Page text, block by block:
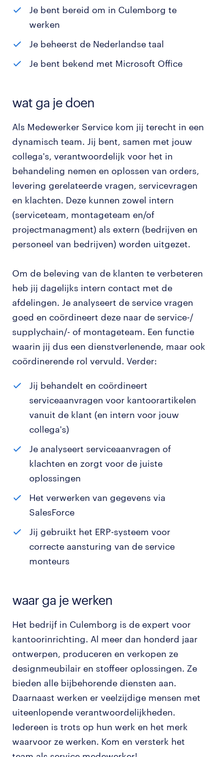
Je bent bereid om in Culemborg te
werken
Je beheerst de Nederlandse taal
Je bent bekend met Microsoft Office
wat ga je doen
Als Medewerker Service kom jij terecht in een
dynamisch team. Jij bent, samen met jouw
collega's, verantwoordelijk voor het in
behandeling nemen en oplossen van orders,
levering gerelateerde vragen, servicevragen
en klachten. Deze kunnen zowel intern
(serviceteam, montageteam en/of
projectmanagment) als extern (bedrijven en
personeel van bedrijven) worden uitgezet.
Om de beleving van de klanten te verbeteren
heb jij dagelijks intern contact met de
afdelingen. Je analyseert de service vragen
goed en coördineert deze naar de service-/
supplychain/- of montageteam. Een functie
waarin jij dus een dienstverlenende, maar ook
coördinerende rol vervuld. Verder:
Jij behandelt en coördineert
serviceaanvragen voor kantoorartikelen
vanuit de klant (en intern voor jouw
collega's)
Je analyseert serviceaanvragen of
klachten en zorgt voor de juiste
oplossingen
Het verwerken van gegevens via
SalesForce
Jij gebruikt het ERP-systeem voor
correcte aansturing van de service
monteurs
waar ga je werken
Het bedrijf in Culemborg is de expert voor
kantoorinrichting. Al meer dan honderd jaar
ontwerpen, produceren en verkopen ze
designmeubilair en stoffeer oplossingen. Ze
bieden alle bijbehorende diensten aan.
Daarnaast werken er veelzijdige mensen met
uiteenlopende verantwoordelijkheden.
Iedereen is trots op hun werk en het merk
waarvoor ze werken. Kom en versterk het